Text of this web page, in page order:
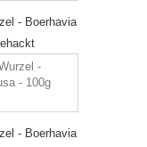
- Boerhavia
- Boerhavia